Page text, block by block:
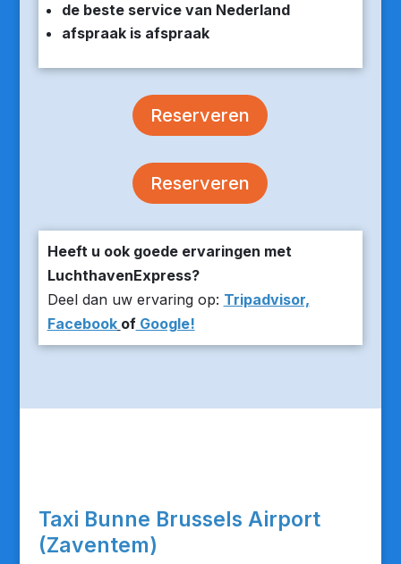
de beste service van Nederland
afspraak is afspraak
Reserveren
Reserveren
Heeft u ook goede ervaringen met
LuchthavenExpress?
Deel dan uw ervaring op: Tripadvisor,
Facebook ofGoogle!
Taxi Bunne Brussels Airport
(Zaventem)